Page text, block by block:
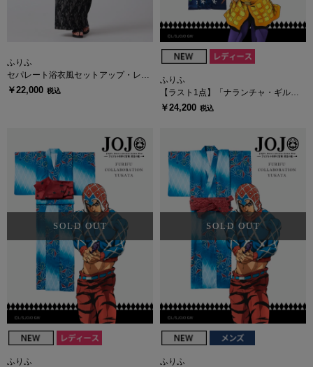
ふりふ
セパレート浴衣風セットアップ・レー
ス
￥22,000 税込
ふりふ
【ラスト1点】「ナランチャ・ギル
ガ」レディース浴衣・へこ帯セット
￥24,200 税込
ふりふ
ふりふ